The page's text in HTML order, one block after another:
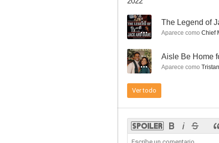
--
-- The Legend of
Aparece como Chief
-- Aisle Be Home
Aparece como Tristan
Ver todo